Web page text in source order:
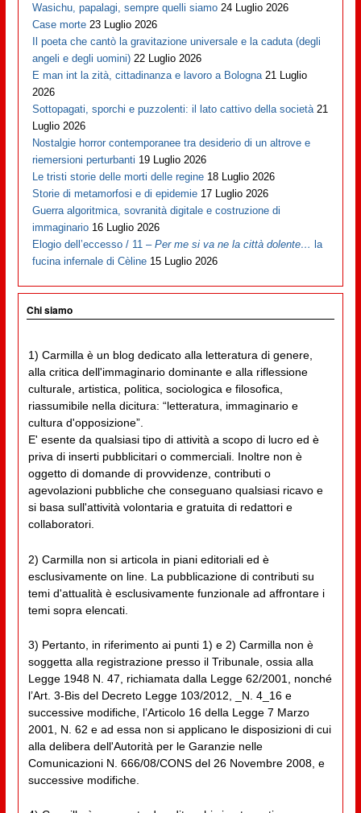
Wasichu, papalagi, sempre quelli siamo 24 Luglio 2026
Case morte 23 Luglio 2026
Il poeta che cantò la gravitazione universale e la caduta (degli
angeli e degli uomini) 22 Luglio 2026
E man int la zità, cittadinanza e lavoro a Bologna 21 Luglio
2026
Sottopagati, sporchi e puzzolenti: il lato cattivo della società 21
Luglio 2026
Nostalgie horror contemporanee tra desiderio di un altrove e
riemersioni perturbanti 19 Luglio 2026
Le tristi storie delle morti delle regine 18 Luglio 2026
Storie di metamorfosi e di epidemie 17 Luglio 2026
Guerra algoritmica, sovranità digitale e costruzione di
immaginario 16 Luglio 2026
Elogio dell’eccesso / 11 –Per me si va ne la città dolente… la
fucina infernale di Cèline 15 Luglio 2026
Chi siamo
1) Carmilla è un blog dedicato alla letteratura di genere,
alla critica dell'immaginario dominante e alla riflessione
culturale, artistica, politica, sociologica e filosofica,
riassumibile nella dicitura: “letteratura, immaginario e
cultura d'opposizione”.
E' esente da qualsiasi tipo di attività a scopo di lucro ed è
priva di inserti pubblicitari o commerciali. Inoltre non è
oggetto di domande di provvidenze, contributi o
agevolazioni pubbliche che conseguano qualsiasi ricavo e
si basa sull'attività volontaria e gratuita di redattori e
collaboratori.
2) Carmilla non si articola in piani editoriali ed è
esclusivamente on line. La pubblicazione di contributi su
temi d'attualità è esclusivamente funzionale ad affrontare i
temi sopra elencati.
3) Pertanto, in riferimento ai punti 1) e 2) Carmilla non è
soggetta alla registrazione presso il Tribunale, ossia alla
Legge 1948 N. 47, richiamata dalla Legge 62/2001, nonché
l’Art. 3-Bis del Decreto Legge 103/2012, _N. 4_16 e
successive modifiche, l’Articolo 16 della Legge 7 Marzo
2001, N. 62 e ad essa non si applicano le disposizioni di cui
alla delibera dell'Autorità per le Garanzie nelle
Comunicazioni N. 666/08/CONS del 26 Novembre 2008, e
successive modifiche.